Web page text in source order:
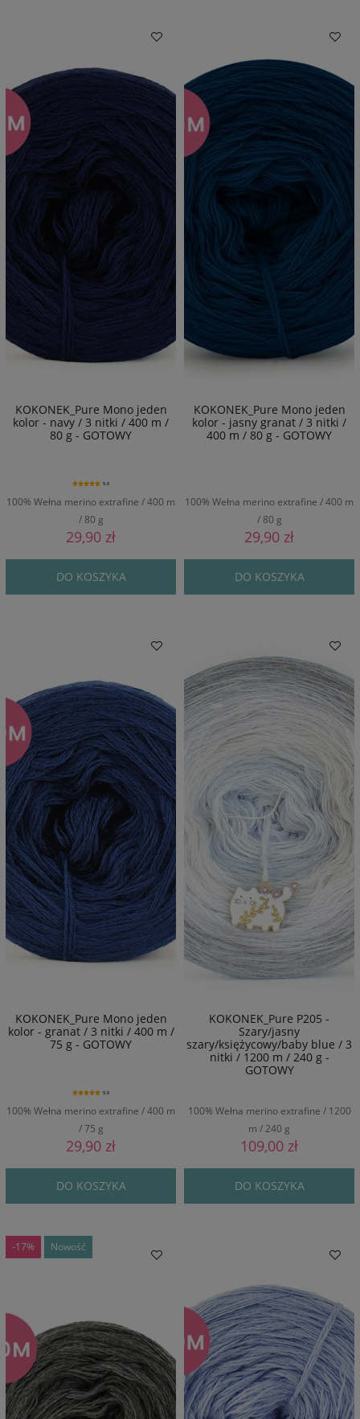
KOKONEK_Pure Mono jeden
kolor - navy / 3 nitki / 400 m /
80 g - GOTOWY
100% Wełna merino extrafine / 400 m
/ 80 g
5.0
29,90 zł
DO KOSZYKA
KOKONEK_Pure Mono jeden
kolor - jasny granat / 3 nitki /
400 m / 80 g - GOTOWY
100% Wełna merino extrafine / 400 m
/ 80 g
29,90 zł
DO KOSZYKA
KOKONEK_Pure Mono jeden
kolor - granat / 3 nitki / 400 m /
75 g - GOTOWY
100% Wełna merino extrafine / 400 m
/ 75 g
5.0
29,90 zł
DO KOSZYKA
KOKONEK_Pure P205 -
Szary/jasny
szary/księżycowy/baby blue / 3
nitki / 1200 m / 240 g -
GOTOWY
100% Wełna merino extrafine / 1200
m / 240 g
109,00 zł
DO KOSZYKA
-17% Nowość